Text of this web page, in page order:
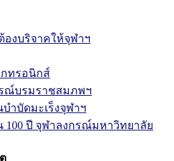
องบริจาคให้จุฬาฯ
กทรอนิกส์
ณ์บรมราชสมภพฯ
ำบัดมะเร็งจุฬาฯ
100 ปี จุฬาลงกรณ์มหาวิทยาลัย